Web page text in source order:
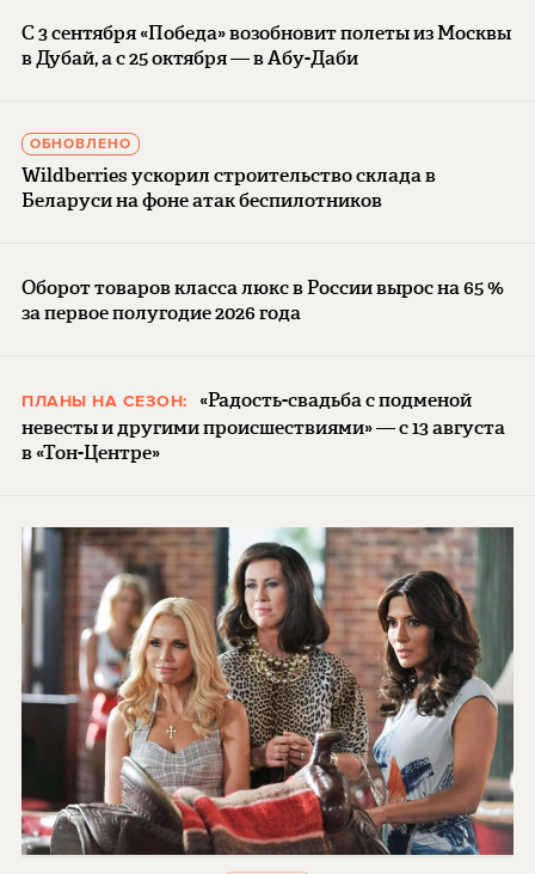
С 3 сентября «Победа» возобновит полеты из Москвы
в Дубай, а с 25 октября — в Абу-Даби
ОБНОВЛЕНО
Wildberries ускорил строительство склада в
Беларуси на фоне атак беспилотников
Оборот товаров класса люкс в России вырос на 65 %
за первое полугодие 2026 года
ПЛАНЫ НА СЕЗОН:
«Радость-свадьба с подменой
невесты и другими происшествиями» — с 13 августа
в «Тон-Центре»